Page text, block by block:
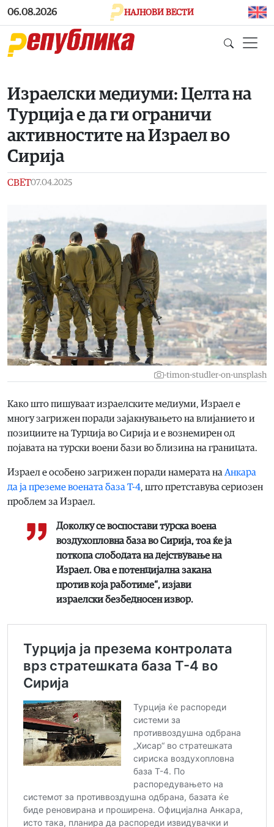
Skip to main content
06.08.2026 НАЈНОВИ ВЕСТИ
Израелски медиуми: Целта на
Турција е да ги ограничи
активностите на Израел во
Сирија
СВЕТ07.04.2025
-timon-studler-on-unsplash
Како што пишуваат израелските медиуми, Израел е
многу загрижен поради зајакнувањето на влијанието и
позициите на Турција во Сирија и е вознемирен од
појавата на турски воени бази во близина на границата.
Израел е особено загрижен поради намерата на Анкара
да ја преземе воената база Т-4, што претставува сериозен
проблем за Израел.
Доколку се воспостави турска воена
воздухопловна база во Сирија, тоа ќе ја
поткопа слободата на дејствување на
Израел. Ова е потенцијална закана
против која работиме“,изјави
израелски безбедносен извор.